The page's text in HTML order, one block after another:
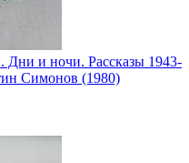
Дни и ночи. Рассказы 1943-
Симонов (1980)